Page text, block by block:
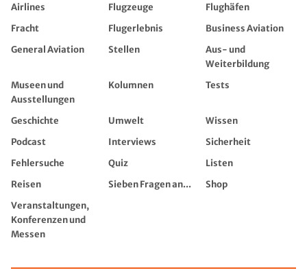
Airlines Flugzeuge
Flughäfen
Fracht
Flugerlebnis
Business Aviation
General Aviation
Stellen
Aus- und
Weiterbildung
Museen und
Ausstellungen
Kolumnen Tests
Geschichte Umwelt
Wissen
Podcast
Interviews
Sicherheit
Fehlersuche
Quiz
Listen
Reisen
Sieben Fragen an...
Shop
Veranstaltungen,
Konferenzen und
Messen